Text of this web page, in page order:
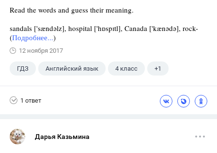
Read the words and guess their meaning.
sandals ['sændəlz], hospital ['hɒspɪtl], Canada ['kænədə], rock-
(Подробнее...)
12 ноября 2017
ГДЗ Английский язык 4 класс +1
1 ответ
Дарья Казьмина